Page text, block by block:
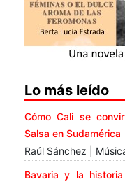
Lo más leído
Cómo Cali se
Salsa en Sudamérica
Raúl Sánchez |
Bavaria y la